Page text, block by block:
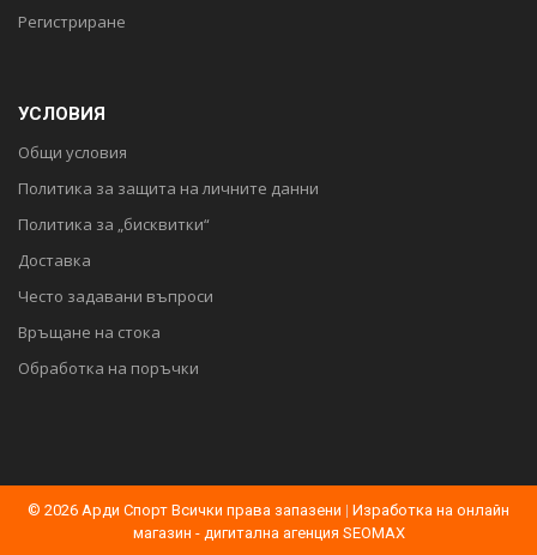
Регистриране
УСЛОВИЯ
Общи условия
Политика за защита на личните данни
Политика за „бисквитки“
Доставка
Често задавани въпроси
Връщане на стока
Обработка на поръчки
© 2026 Арди Спорт Всички права запазени | Изработка на онлайн
магазин - дигитална агенция SEOMAX